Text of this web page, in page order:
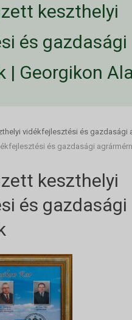
keszthelyi
és
| Georgikon
vidékfejlesztési és gazdasági
és gazdasági
keszthelyi
és